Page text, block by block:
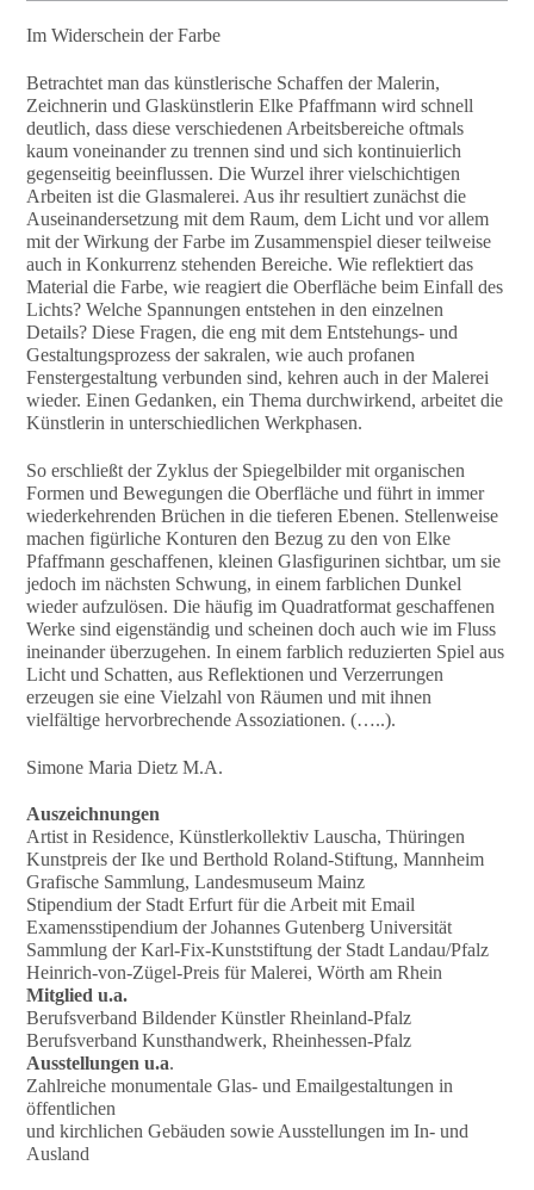
Im Widerschein der Farbe
Betrachtet man das künstlerische Schaffen der Malerin,
Zeichnerin und Glaskünstlerin Elke Pfaffmann wird schnell
deutlich, dass diese verschiedenen Arbeitsbereiche oftmals
kaum voneinander zu trennen sind und sich kontinuierlich
gegenseitig beeinflussen. Die Wurzel ihrer vielschichtigen
Arbeiten ist die Glasmalerei. Aus ihr resultiert zunächst die
Auseinandersetzung mit dem Raum, dem Licht und vor allem
mit der Wirkung der Farbe im Zusammenspiel dieser teilweise
auch in Konkurrenz stehenden Bereiche. Wie reflektiert das
Material die Farbe, wie reagiert die Oberfläche beim Einfall des
Lichts? Welche Spannungen entstehen in den einzelnen
Details? Diese Fragen, die eng mit dem Entstehungs- und
Gestaltungsprozess der sakralen, wie auch profanen
Fenstergestaltung verbunden sind, kehren auch in der Malerei
wieder. Einen Gedanken, ein Thema durchwirkend, arbeitet die
Künstlerin in unterschiedlichen Werkphasen.
So erschließt der Zyklus der Spiegelbilder mit organischen
Formen und Bewegungen die Oberfläche und führt in immer
wiederkehrenden Brüchen in die tieferen Ebenen. Stellenweise
machen figürliche Konturen den Bezug zu den von Elke
Pfaffmann geschaffenen, kleinen Glasfigurinen sichtbar, um sie
jedoch im nächsten Schwung, in einem farblichen Dunkel
wieder aufzulösen. Die häufig im Quadratformat geschaffenen
Werke sind eigenständig und scheinen doch auch wie im Fluss
ineinander überzugehen. In einem farblich reduzierten Spiel aus
Licht und Schatten, aus Reflektionen und Verzerrungen
erzeugen sie eine Vielzahl von Räumen und mit ihnen
vielfältige hervorbrechende Assoziationen. (…..).
Simone Maria Dietz M.A.
Auszeichnungen
Artist in Residence, Künstlerkollektiv Lauscha, Thüringen
Kunstpreis der Ike und Berthold Roland-Stiftung, Mannheim
Grafische Sammlung, Landesmuseum Mainz
Stipendium der Stadt Erfurt für die Arbeit mit Email
Examensstipendium der Johannes Gutenberg Universität
Sammlung der Karl-Fix-Kunststiftung der Stadt Landau/Pfalz
Heinrich-von-Zügel-Preis für Malerei, Wörth am Rhein
Mitglied u.a.
Berufsverband Bildender Künstler Rheinland-Pfalz
Berufsverband Kunsthandwerk, Rheinhessen-Pfalz
Ausstellungen u.a.
Zahlreiche monumentale Glas- und Emailgestaltungen in
öffentlichen
und kirchlichen Gebäuden sowie Ausstellungen im In- und
Ausland